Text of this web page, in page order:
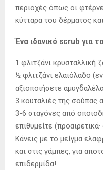
περιοχές όπως οι
κύτταρα του δέρματος
Ένα ιδανικό scrub για
1 φλιτζάνι κρυσταλλική
½ φλιτζάνι ελαιόλαδο
αξιοποιήσετε
3 κουταλιές της σούπας
3-6 σταγόνες από
επιθυμείτε
Κάνεις με το μείγμα
και στις γάμπες, για
επιδερμίδα!